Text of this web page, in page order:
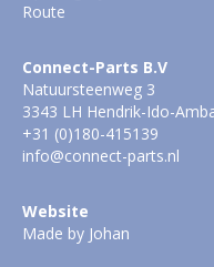
Route
Connect-Parts B.V
Natuursteenweg 3
3343 LH Hendrik-Ido-
+31 (0)180-415139
info@connect-parts.nl
Website
Made by Johan